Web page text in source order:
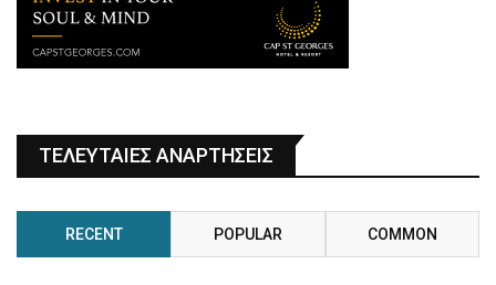
ΤΕΛΕΥΤΑΙΕΣ ΑΝΑΡΤΗΣΕΙΣ
RECENT POPULAR COMMON